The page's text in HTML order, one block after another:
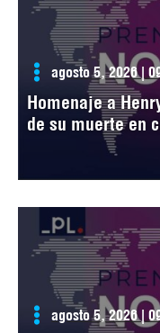
agosto 5, 2026 |
Homenaje a
de su muerte en
agosto 5, 2026 |